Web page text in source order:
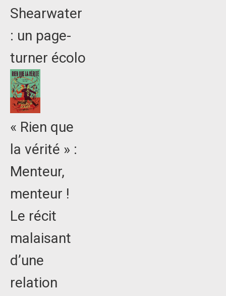
Shearwater
: un page-
turner écolo
« Rien que
la vérité » :
Menteur,
menteur !
Le récit
malaisant
d’une
relation